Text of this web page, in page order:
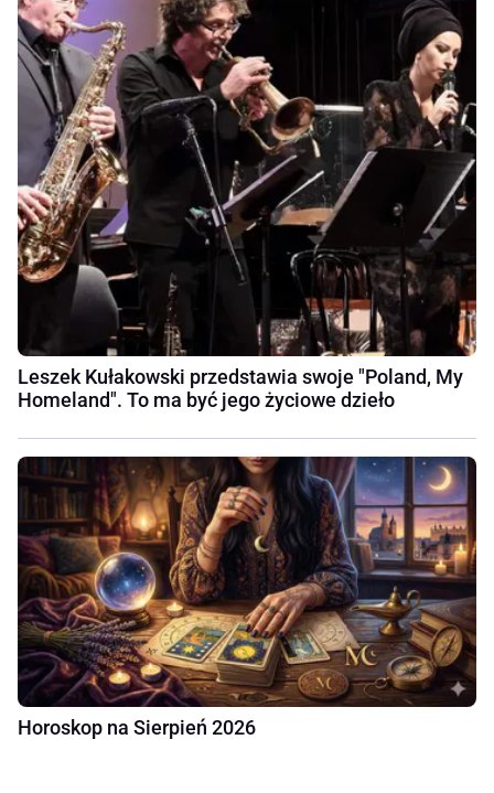
Leszek Kułakowski przedstawia swoje "Poland, My
Homeland". To ma być jego życiowe dzieło
Horoskop na Sierpień 2026